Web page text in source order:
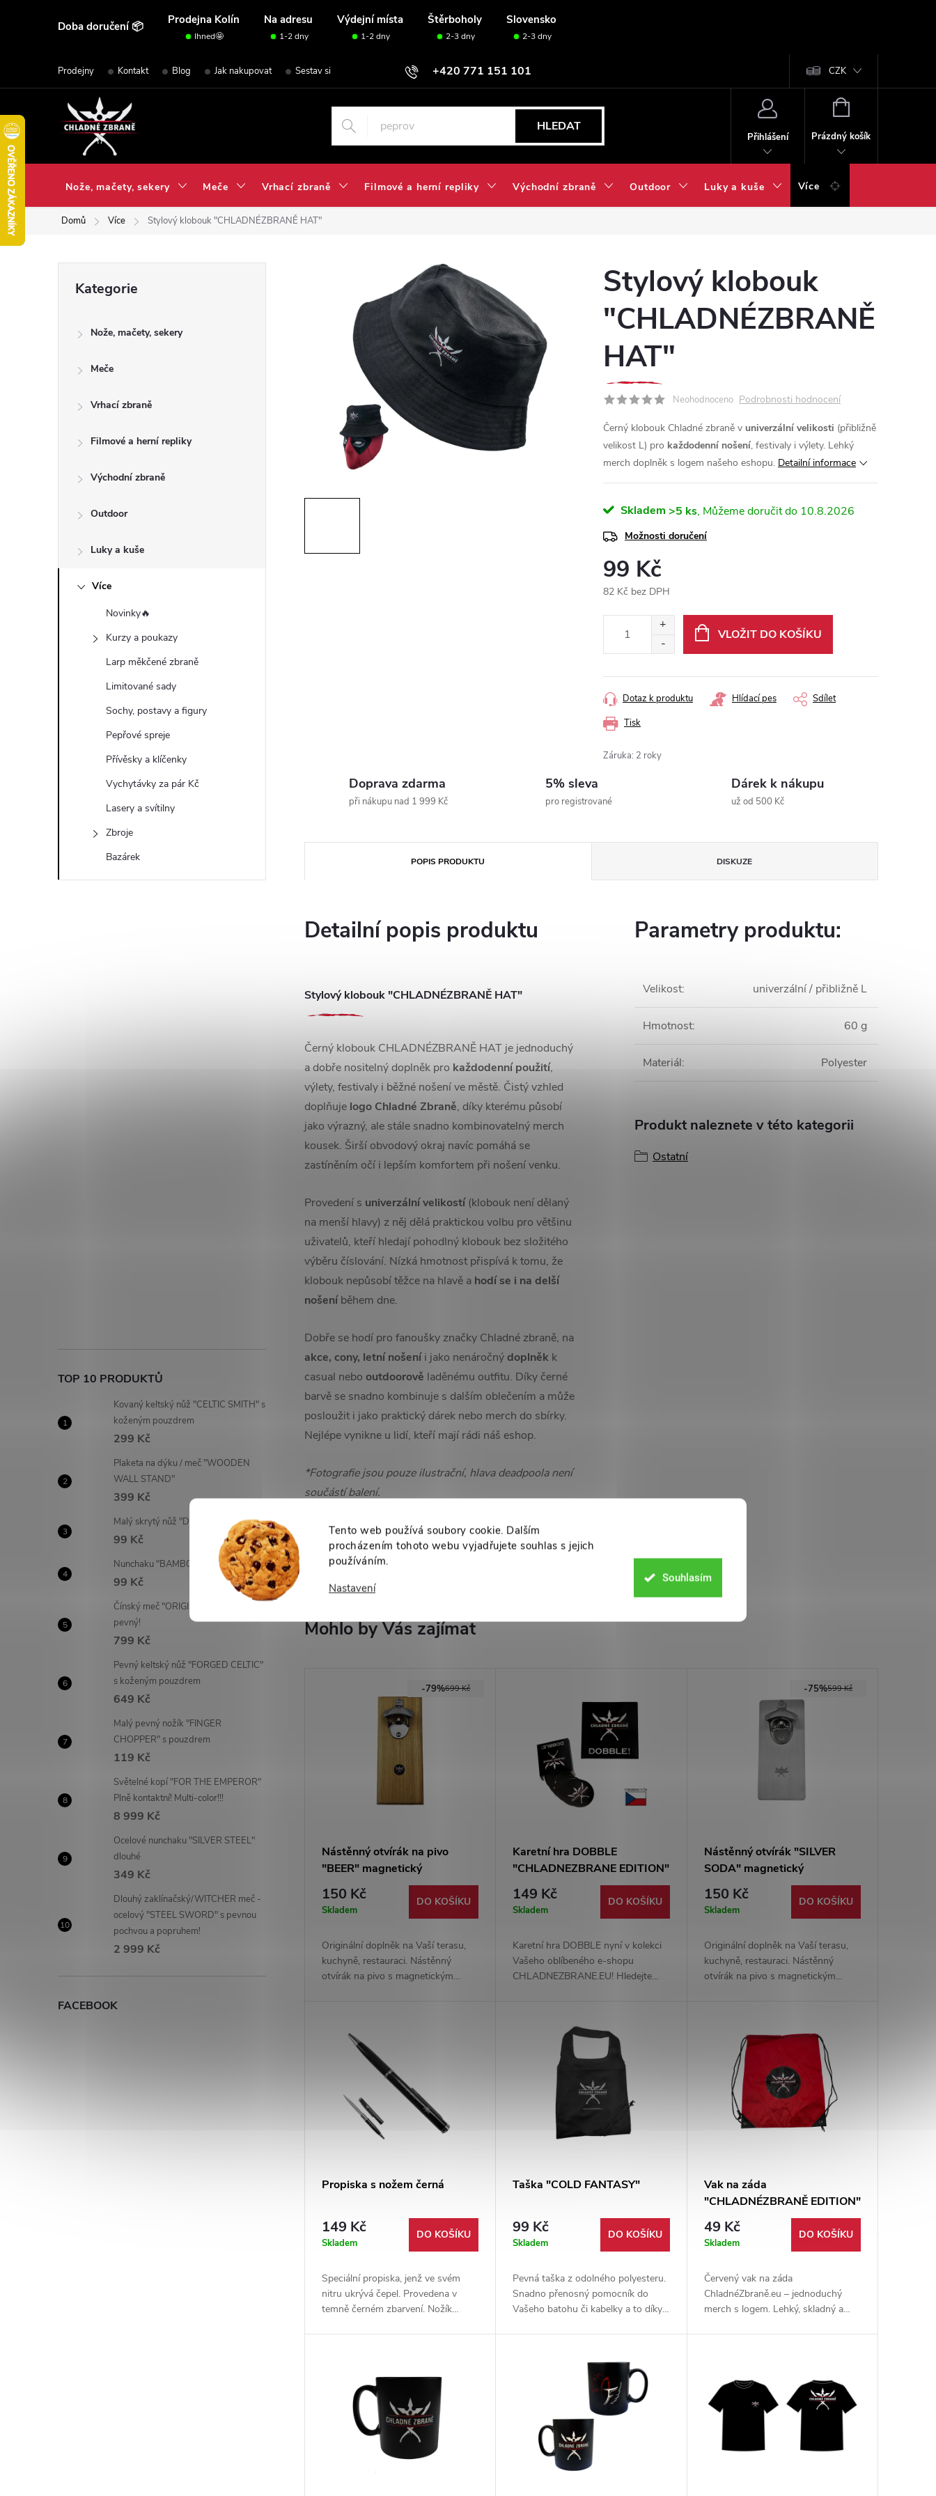
Tento web používá soubory cookie. Dalším
procházením tohoto webu vyjadřujete souhlas s jejich
používáním.
Nastavení
Souhlasím
Doba doručení 📦 Prodejna Kolín Na adresu Výdejní místa Štěrboholy Slovensko
Ihned🤩 1-2 dny 1-2 dny 2-3 dny 2-3 dny
+420 771 151 101
Prodejny Kontakt Blog Jak nakupovat Sestav si svou sadu✅ CZK
HLEDAT
Přihlášení
NÁKUPNÍ
Prázdný košík
Nože, mačety, sekery Meče Vrhací zbraně Filmové a herní repliky Východní zbraně Outdoor Luky a kuše Více
Domů Více Stylový klobouk "CHLADNÉZBRANĚ HAT"
kategorie
Kategorie
Nože, mačety, sekery
Meče
Vrhací zbraně
Filmové a herní repliky
Východní zbraně
Outdoor
Luky a kuše
Více
Novinky🔥
Kurzy a poukazy
Larp měkčené zbraně
Limitované sady
Sochy, postavy a figury
Pepřové spreje
Přívěsky a klíčenky
Vychytávky za pár Kč
Lasery a svítilny
Zbroje
Bazárek
TOP 10 PRODUKTŮ
Kovaný keltský nůž "CELTIC SMITH" s
koženým pouzdrem
299 Kč
Plaketa na dýku / meč "WOODEN
WALL STAND"
399 Kč
Malý skrytý nůž "DEADLY BAMBOO"
99 Kč
Nunchaku "BAMBOO" dřevěné
99 Kč
Čínský meč "ORIGIN of TAI-CHI"
pevný!
799 Kč
Pevný keltský nůž "FORGED CELTIC"
s koženým pouzdrem
649 Kč
Malý pevný nožík "FINGER
CHOPPER" s pouzdrem
119 Kč
Světelné kopí "FOR THE EMPEROR"
Plně kontaktní! Multi-color!!!
8 999 Kč
Ocelové nunchaku "SILVER STEEL"
dlouhé
349 Kč
Dlouhý zaklínačský/WITCHER meč -
ocelový "STEEL SWORD" s pevnou
pochvou a popruhem!
2 999 Kč
FACEBOOK
Stylový klobouk
"CHLADNÉZBRANĚ
HAT"
Neohodnoceno Podrobnosti hodnocení
Černý klobouk Chladné zbraně v univerzální velikosti (přibližně
velikost L) pro každodenní nošení, festivaly i výlety. Lehký
merch doplněk s logem našeho eshopu. Detailní informace
Skladem >5 ks 10.8.2026
Možnosti doručení
99 Kč
82 Kč bez DPH
VLOŽIT DO KOŠÍKU
Tisk
Dotaz k produktu Hlídací pes Sdílet
Záruka: 2 roky
Doprava zdarma
při nákupu nad 1 999 Kč
5% sleva
pro registrované
Dárek k nákupu
už od 500 Kč
POPIS PRODUKTU DISKUZE
Detailní popis produktu
Stylový klobouk "CHLADNÉZBRANĚ HAT"
Černý klobouk CHLADNÉZBRANĚ HAT je jednoduchý
a dobře nositelný doplněk pro každodenní použití,
výlety, festivaly i běžné nošení ve městě. Čistý vzhled
doplňuje logo Chladné Zbraně, díky kterému působí
jako výrazný, ale stále snadno kombinovatelný merch
kousek. Širší obvodový okraj navíc pomáhá se
zastíněním očí i lepším komfortem při nošení venku.
Provedení s univerzální velikostí(klobouk není dělaný
na menší hlavy) z něj dělá praktickou volbu pro většinu
uživatelů, kteří hledají pohodlný klobouk bez složitého
výběru číslování. Nízká hmotnost přispívá k tomu, že
klobouk nepůsobí těžce na hlavě a hodí se i na delší
nošeníběhem dne.
Dobře se hodí pro fanoušky značky Chladné zbraně, na
akce, cony, letní nošeníi jako nenáročnýdoplněk k
casual nebo outdoorově laděnému outfitu. Díky černé
barvě se snadno kombinuje s dalším oblečením a může
posloužit i jako praktický dárek nebo merch do sbírky.
Nejlépe vynikne u lidí, kteří mají rádi náš eshop.
*Fotografie jsou pouze ilustrační, hlava deadpoola není
součástí balení.
Parametry produktu:
Velikost: univerzální / přibližně L
Hmotnost: 60 g
Materiál: Polyester
Produkt naleznete v této kategorii
Ostatní
High-contrast mode
Mohlo by Vás zajímat
699 Kč
-79%
Nástěnný otvírák na pivo
"BEER" magnetický
150 Kč
Skladem
DO KOŠÍKU
Originální doplněk na Vaší terasu,
kuchyně, restauraci. Nástěnný
otvírák na pivo s magnetickým
Karetní hra DOBBLE
"CHLADNEZBRANE EDITION"
149 Kč
Skladem
DO KOŠÍKU
Karetní hra DOBBLE nyní v kolekci
Vašeho oblíbeného e-shopu
CHLADNEZBRANE.EU! Hledejte
599 Kč
-75%
Nástěnný otvírák "SILVER
SODA" magnetický
150 Kč
Skladem
DO KOŠÍKU
Originální doplněk na Vaší terasu,
kuchyně, restauraci. Nástěnný
otvírák na pivo s magnetickým
Propiska s nožem černá
149 Kč
Skladem
DO KOŠÍKU
Speciální propiska, jenž ve svém
nitru ukrývá čepel. Provedena v
temně černém zbarvení. Nožík
Taška "COLD FANTASY"
99 Kč
Skladem
DO KOŠÍKU
Pevná taška z odolného polyesteru.
Snadno přenosný pomocník do
Vašeho batohu či kabelky a to díky
Vak na záda
"CHLADNÉZBRANĚ EDITION"
49 Kč
Skladem
DO KOŠÍKU
Červený vak na záda
ChladnéZbraně.eu – jednoduchý
merch s logem. Lehký, skladný a